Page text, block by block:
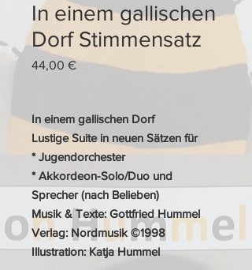
In einem gallischen
Dorf Stimmensatz
44,00 €Preis
In einem gallischen Dorf
Lustige Suite in neuen Sätzen für
* Jugendorchester
* Akkordeon-Solo/Duo und
Sprecher (nach Belieben)
Musik & Texte: Gottfried Hummel
Verlag: Nordmusik ©1998
Illustration: Katja Hummel